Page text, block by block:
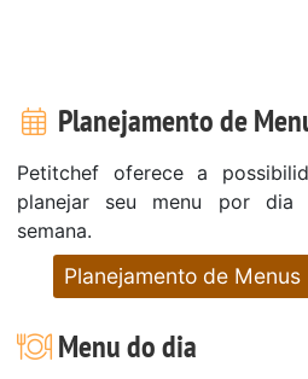
Planejamento de
Petitchef oferece a
planejar seu menu por
semana.
Planejamento de Menus
Menu do dia